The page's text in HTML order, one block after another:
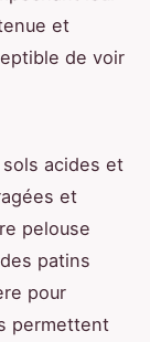
et
de voir
acides et
et
pelouse
patins
pour
permettent